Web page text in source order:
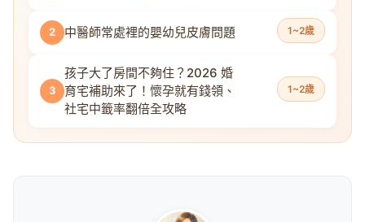
2 中醫師常處裡的嬰幼兒皮膚問題 1~2歲
3
孩子大了房間不夠住？2026 婚
育宅補助來了！懷孕就有錢領、
社宅中籤率翻倍全攻略
1~2歲